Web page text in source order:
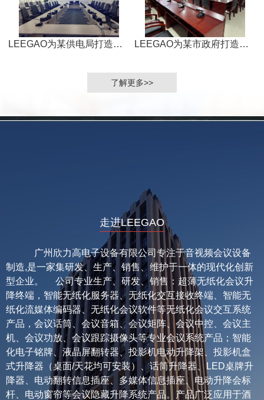
LEEGAO为某供电局打造数字会议室 LEEGAO为某市政府打造数字会议室
了解更多>>
走进LEEGAO
广州欣力高电子设备有限公司专注于音视频会议设备
制造,是一家集研发、生产、销售、维护于一体的现代化创新
型企业。 公司专业生产、研发、销售：超薄无纸化会议升
降终端，智能无纸化服务器、无纸化交互接收终端、智能无
纸化流媒体编码器、无纸化会议软件等无纸化会议交互系统
产品，会议话筒、会议音箱、会议矩阵、会议中控、会议主
机、会议功放、会议跟踪摄像头等专业会议系统产品；智能
化电子铭牌、液晶屏翻转器、投影机电动升降架、投影机盒
式升降器（桌面/天花均可安装）、话筒升降器、LED桌牌升
降器、电动翻转信息插座、多媒体信息插座、电动升降会标
杆、电动窗帘等会议隐藏升降系统产品。产品广泛应用于酒